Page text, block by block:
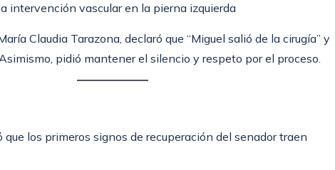
intervención vascular en la pierna izquierda
Claudia Tarazona, declaró que “Miguel salió de la cirugía” y
pidió mantener el silencio y respeto por el proceso.
que los primeros signos de recuperación del senador traen